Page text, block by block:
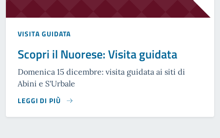
VISITA GUIDATA
Scopri il Nuorese: Visita guidata
Domenica 15 dicembre: visita guidata ai siti di
Abini e S'Urbale
LEGGI DI PIÙ